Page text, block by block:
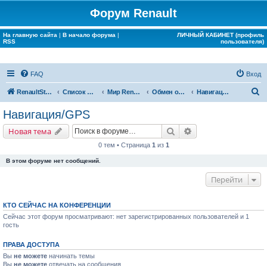
Форум Renault
На главную сайта | В начало форума |
RSS
ЛИЧНЫЙ КАБИНЕТ (профиль
пользователя)
FAQ Вход
RenaultStory Список форумов Мир Renault Обмен опытом Навигация/GPS
Навигация/GPS
Новая тема Поиск
0 тем • Страница 1 из 1
В этом форуме нет сообщений.
Перейти
КТО СЕЙЧАС НА КОНФЕРЕНЦИИ
Сейчас этот форум просматривают: нет зарегистрированных пользователей и 1
гость
ПРАВА ДОСТУПА
Вы не можете начинать темы
Вы не можете отвечать на сообщения